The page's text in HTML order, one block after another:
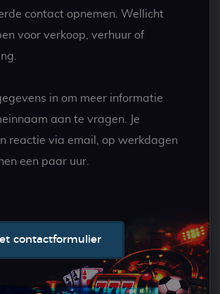
contact opnemen. Wellicht
voor verkoop, verhuur of
in om meer informatie
aan te vragen. Je
reactie via email, op werkdagen
een paar uur.